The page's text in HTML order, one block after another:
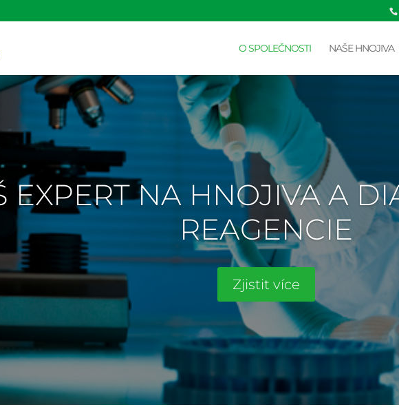
O SPOLEČNOSTI NAŠE HNOJIVA
EXPERT NA HNOJIVA A
REAGENCIE
Zjistit více